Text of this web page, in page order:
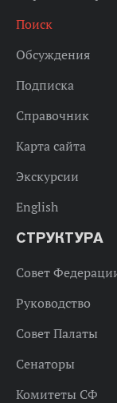
Поиск
Обсуждения
Подписка
Справочник
Карта сайта
Экскурсии
English
СТРУКТУРА
Совет
Руководство
Совет Палаты
Сенаторы
Комитеты СФ